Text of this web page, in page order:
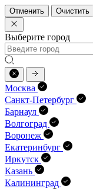
Отменить Очистить
Выберите город
Москва
Санкт-Петербург
Барнаул
Волгоград
Воронеж
Екатеринбург
Иркутск
Казань
Калининград